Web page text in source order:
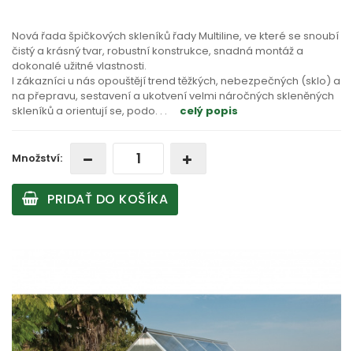
Nová řada špičkových skleníků řady Multiline, ve které se snoubí
čistý a krásný tvar, robustní konstrukce, snadná montáž a
dokonalé užitné vlastnosti.
I zákazníci u nás opouštějí trend těžkých, nebezpečných (sklo) a
na přepravu, sestavení a ukotvení velmi náročných skleněných
skleníků a orientují se, podo. . . celý popis
Množství:
PRIDAŤ DO KOŠÍKA